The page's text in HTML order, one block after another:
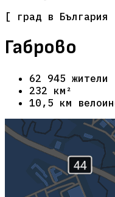
[ град в България
Габрово
62 945 жители
232 км²
10,5 км